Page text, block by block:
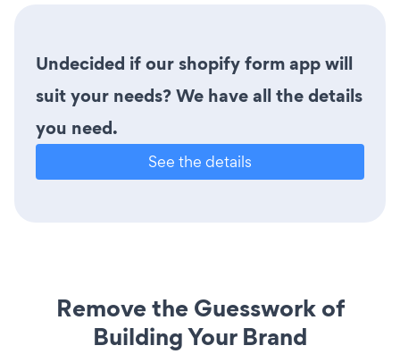
Undecided if our shopify form app will
suit your needs? We have all the details
you need.
See the details
Remove the Guesswork of
Building Your Brand